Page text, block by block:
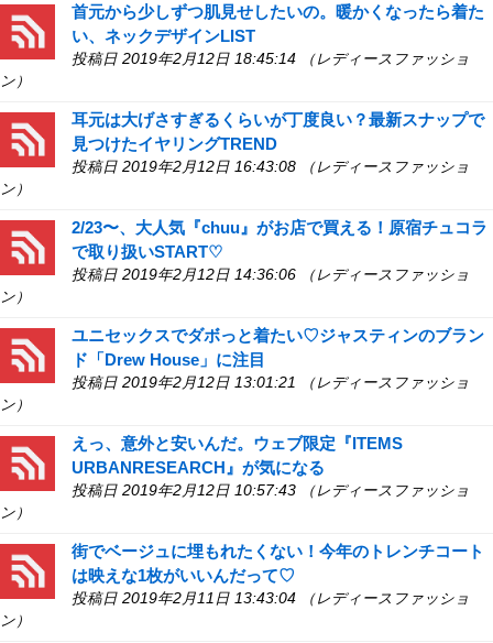
首元から少しずつ肌見せしたいの。暖かくなったら着た
い、ネックデザインLIST
投稿日 2019年2月12日 18:45:14 （レディースファッショ
ン）
耳元は大げさすぎるくらいが丁度良い？最新スナップで
見つけたイヤリングTREND
投稿日 2019年2月12日 16:43:08 （レディースファッショ
ン）
2/23〜、大人気『chuu』がお店で買える！原宿チュコラ
で取り扱いSTART♡
投稿日 2019年2月12日 14:36:06 （レディースファッショ
ン）
ユニセックスでダボっと着たい♡ジャスティンのブラン
ド「Drew House」に注目
投稿日 2019年2月12日 13:01:21 （レディースファッショ
ン）
えっ、意外と安いんだ。ウェブ限定『ITEMS
URBANRESEARCH』が気になる
投稿日 2019年2月12日 10:57:43 （レディースファッショ
ン）
街でベージュに埋もれたくない！今年のトレンチコート
は映えな1枚がいいんだって♡
投稿日 2019年2月11日 13:43:04 （レディースファッショ
ン）